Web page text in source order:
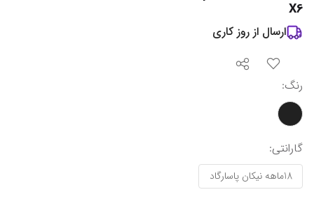
X6
ارسال از روز کاری
رنگ:
گارانتی:
18ماهه نیکان پاسارگاد